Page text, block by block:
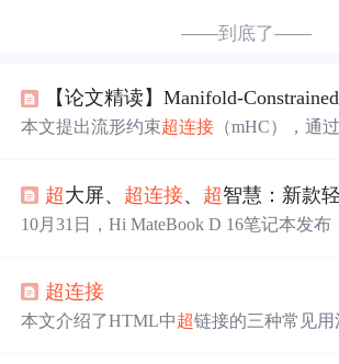
——到底了——
本文提出流形约束超连接 （mHC），通
化，mHC在大规模训练中展现出优异的
性，显著降低梯度增益波动，适用于大模
超大屏、 超连接、 超智慧：新款轻薄本Hi
10月31日，Hi MateBook D 16笔记本发布
网络连接高效，支持多屏协同，还有AI加
键盘，适合学习办公。
超连接
本文介绍了HTML中超链接的三种常见